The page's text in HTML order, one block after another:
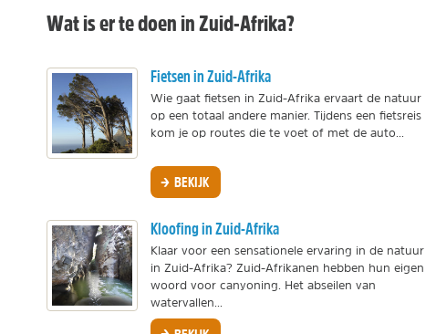
Wat is er te doen in Zuid-Afrika?
Fietsen in Zuid-Afrika
Wie gaat fietsen in Zuid-Afrika ervaart de natuur
op een totaal andere manier. Tijdens een fietsreis
kom je op routes die te voet of met de auto...
BEKIJK
Kloofing in Zuid-Afrika
Klaar voor een sensationele ervaring in de natuur
in Zuid-Afrika? Zuid-Afrikanen hebben hun eigen
woord voor canyoning. Het abseilen van
watervallen...